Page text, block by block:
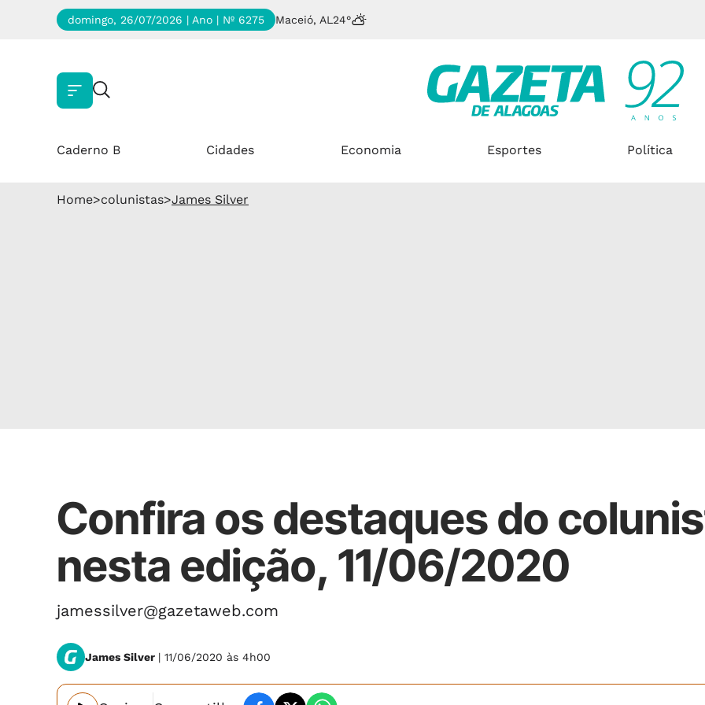
domingo, 26/07/2026 | Ano | Nº 6275 Maceió, AL 24°
Caderno B Cidades Economia Esportes Política
Home>colunistas>James Silver
Confira os destaques do
nesta edição, 11/06/2020
jamessilver@gazetaweb.com
James Silver | 11/06/2020 às 4h00